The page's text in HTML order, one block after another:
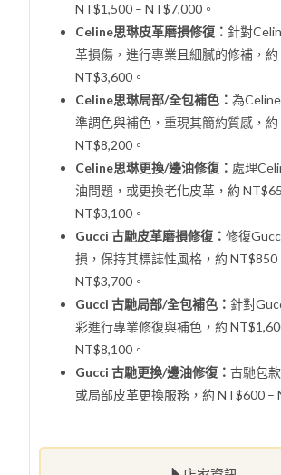
NT$1,500 – NT$7,000。
Celine思琳皮革磨損修復： 針對
革損傷，進行專業且細膩的修補，
NT$3,600。
Celine思琳局部/全包補色：為
準調色與補色，重現其簡約質感，
NT$8,200。
Celine思琳更換/邊油修復： 處理
油問題，或更換老化皮革，約
NT$3,100。
Gucci 古馳皮革磨損修復：修復
損，保持其標誌性風格，約 NT$850
NT$3,700。
Gucci 古馳局部/全包補色： 針對
彩進行專業修復與補色，約
NT$8,100。
Gucci 古馳更換/邊油修復：古馳包
或局部皮革更換服務，約 NT$600 –